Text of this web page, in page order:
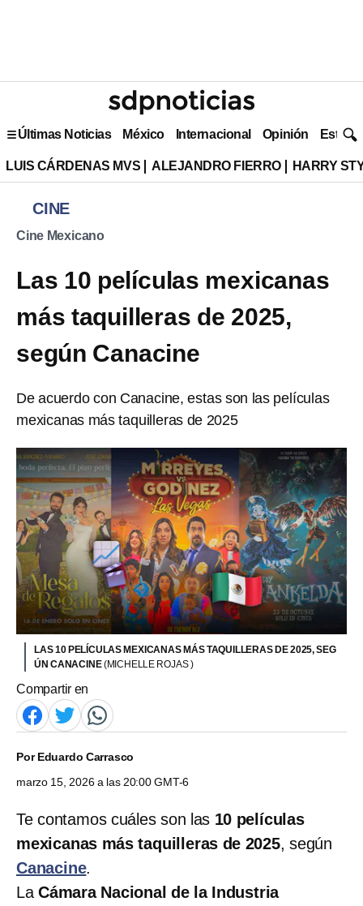
Últimas Noticias México Internacional Opinión Estilo
LUIS CÁRDENAS MVS ALEJANDRO FIERRO HARRY
CINE
Cine Mexicano
Las 10 películas mexicanas
más taquilleras de 2025,
según Canacine
De acuerdo con Canacine, estas son las películas
mexicanas más taquilleras de 2025
LAS 10 PELÍCULAS MEXICANAS MÁS TAQUILLERAS DE 2025, SEG
ÚN CANACINE(MICHELLE ROJAS )
Compartir en
PorEduardo Carrasco
marzo 15, 2026 a las 20:00 GMT-6
Te contamos cuáles son las 10 películas
mexicanas más taquilleras de 2025, según
Canacine.
La Cámara Nacional de la Industria